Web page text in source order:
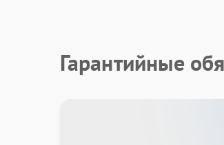
Гарантийные